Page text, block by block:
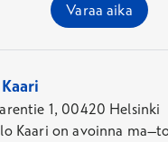
Varaa aika
1, 00420 Helsinki
Kaari on avoinna